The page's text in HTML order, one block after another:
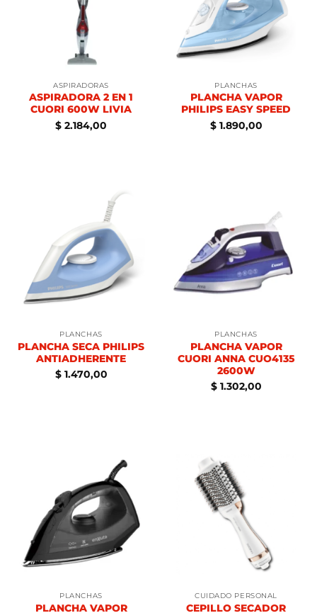
ASPIRADORAS
ASPIRADORA 2 EN 1
CUORI 600W LIVIA
$ 2.184,00
PLANCHAS
PLANCHA VAPOR
PHILIPS EASY SPEED
$1.890,00
PLANCHAS
PLANCHA SECA PHILIPS
ANTIADHERENTE
$1.470,00
PLANCHAS
PLANCHA VAPOR
CUORI ANNA CUO4135
2600W
$1.302,00
PLANCHAS
PLANCHA VAPOR
CUIDADO PERSONAL
CEPILLO SECADOR